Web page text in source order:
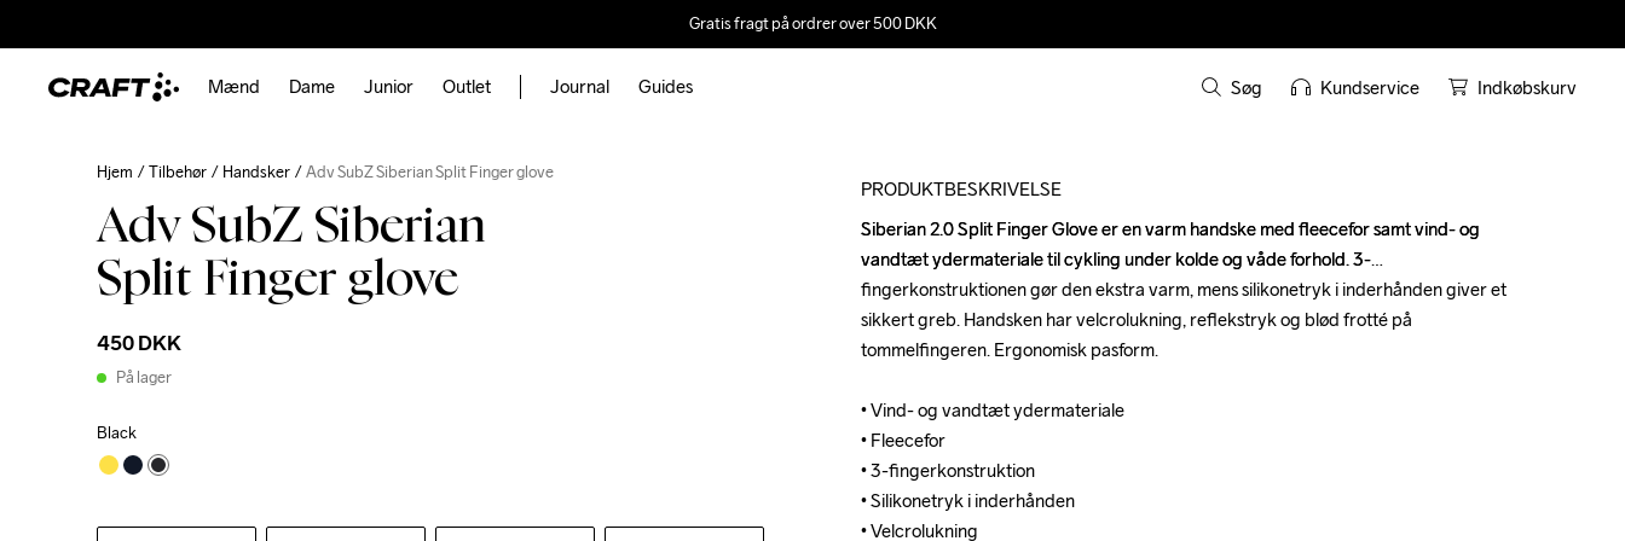
Gratis fragt på ordrer over 500 DKK
Mænd Dame Junior Outlet Journal Guides Søg Kundservice Indkøbskurv
Hjem Tilbehør Handsker Adv SubZ Siberian Split Finger glove
Adv SubZ Siberian
Split Finger glove
450 DKK
På lager
Black
PRODUKTBESKRIVELSE
Siberian 2.0 Split Finger Glove er en varm handske med fleecefor samt vind- og
vandtæt ydermateriale til cykling under kolde og våde forhold. 3-
fingerkonstruktionen gør den ekstra varm, mens silikonetryk i inderhånden giver et
sikkert greb. Handsken har velcrolukning, reflekstryk og blød frotté på
tommelfingeren. Ergonomisk pasform.
• Vind- og vandtæt ydermateriale
• Fleecefor
• 3-fingerkonstruktion
• Silikonetryk i inderhånden
• Velcrolukning
Siberian 2.0 Split Finger Glove er en varm handske med fleecefor samt vind- og
vandtæt ydermateriale til cykling under kolde og våde forhold. 3-
fingerkonstruktionen gør den ekstra varm, mens silikonetryk i inderhånden giver et
sikkert greb. Handsken har velcrolukning, reflekstryk og blød frotté på
tommelfingeren. Ergonomisk pasform.
• Vind- og vandtæt ydermateriale
• Fleecefor
• 3-fingerkonstruktion
• Silikonetryk i inderhånden
• Velcrolukning